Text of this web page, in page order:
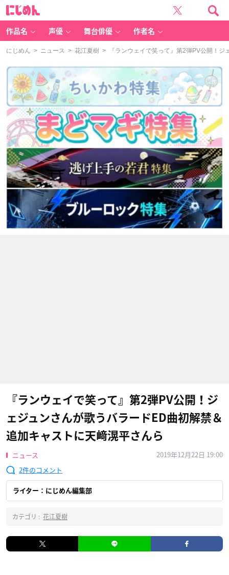
作品名 声優 舞台俳優 作者名
にじめん > ニュース > 花江夏樹 > 『ランウェイで笑って』第2弾PV公開！ジ
『ランウェイで笑って』第2弾PV公開！ジ
ェジュンさんが歌うバラードED曲初解禁＆
追加キャストに天﨑滉平さんら
ニュース
2019年12月22日 19:00
2
ライター：にじめん編集部
カテゴリ : 花江夏樹